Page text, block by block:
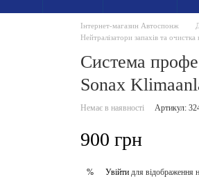
Інтернет-магазин Автоспонж
Нейтралізатори запахів та
Система
Sonax
Немає в наявності Артикул:
900 грн
% Увійтидля відображення